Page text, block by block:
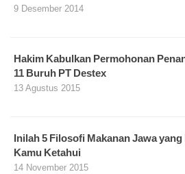
9 Desember 2014
Hakim Kabulkan Permohonan
11 Buruh PT Destex
13 Agustus 2015
Inilah 5 Filosofi Makanan Jawa yang
Kamu Ketahui
14 November 2015